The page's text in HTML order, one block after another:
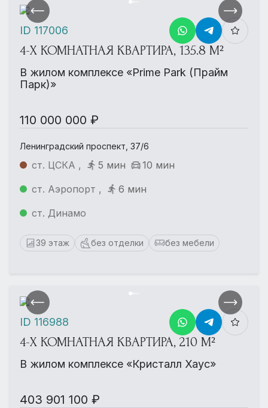
4-Х КОМНАТНАЯ КВАРТИРА, 135.8 М²
В жилом комплексе «Prime Park (Прайм
Парк)»
110 000 000 ₽
Ленинградский проспект, 37/6
ст. ЦСКА , 5 мин
10 мин
ст. Аэропорт ,
6 мин
ст. Динамо
39 этаж без отделки без мебели
ID 117006
4-Х КОМНАТНАЯ КВАРТИРА, 210 М²
В жилом комплексе «Кристалл Хаус»
403 901 100 ₽
ID 116988